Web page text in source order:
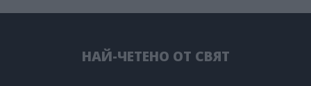
НАЙ-ЧЕТЕНО ОТ СВЯТ